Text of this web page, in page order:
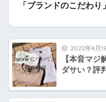
「ブランドのこだわ
2022年4月
【本音マ
ダサい？評